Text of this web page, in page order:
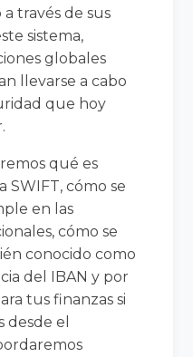
través de sus
sistema,
globales
llevarse a cabo
que hoy
qué es
SWIFT, cómo se
en las
cómo se
conocido como
del IBAN y por
tus finanzas si
desde el